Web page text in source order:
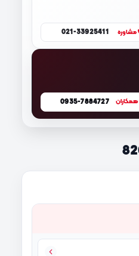
مشاوره 021-33925411
همکاران 0935-7884727